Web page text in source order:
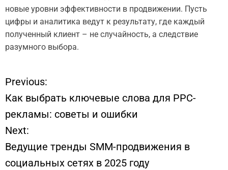
новые уровни эффективности в продвижении. Пусть
цифры и аналитика ведут к результату, где каждый
полученный клиент – не случайность, а следствие
разумного выбора.
Н
а
в
и
Previous:
Как выбрать ключевые слова для PPC-
рекламы: советы и ошибки
Next:
Ведущие тренды SMM-продвижения в
социальных сетях в 2025 году